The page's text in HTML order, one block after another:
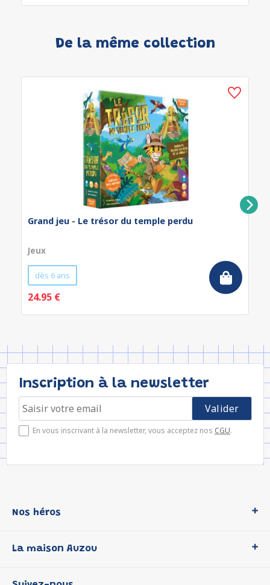
De la même collection
Grand jeu - Le trésor du temple perdu
Jeux
dès 6 ans
24.95 €
Inscription à la newsletter
En vous inscrivant à la newsletter, vous acceptez nos CGU.
Nos héros
P'tit Loup
La maison Auzou